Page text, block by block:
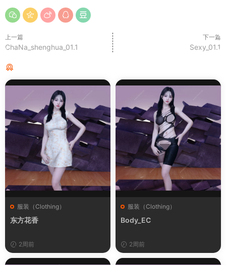
上一篇
ChaNa_shenghua_01.1
下一篇
Sexy_01.1
服装（Clothing）
东方花香
2周前
服装（Clothing）
Body_EC
2周前